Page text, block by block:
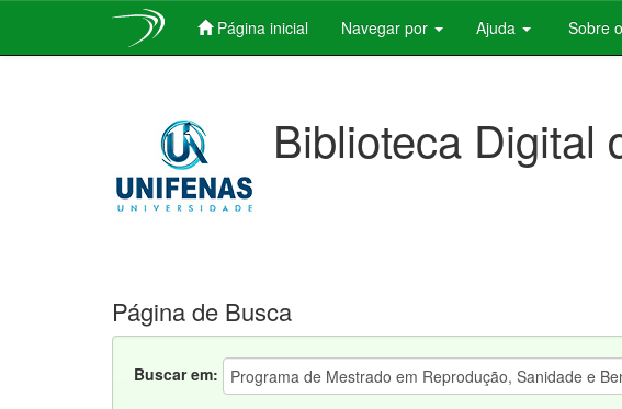
Página inicial Navegar por Ajuda Sobre
Biblioteca Digital
Página de Busca
Buscar em: